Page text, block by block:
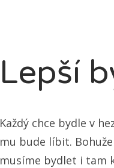
Lepší
Každý chce bydle v
mu bude líbit.
musíme bydlet i tam